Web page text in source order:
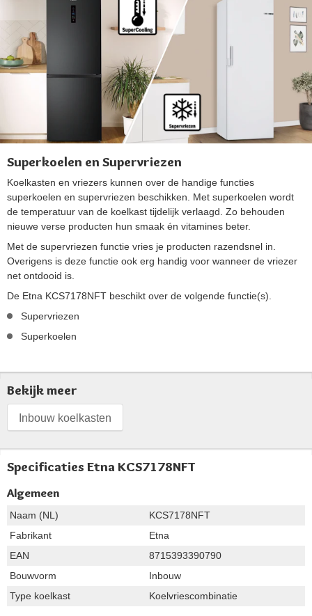
Superkoelen en Supervriezen
Koelkasten en vriezers kunnen over de handige functies
superkoelen en supervriezen beschikken. Met superkoelen wordt
de temperatuur van de koelkast tijdelijk verlaagd. Zo behouden
nieuwe verse producten hun smaak én vitamines beter.
Met de supervriezen functie vries je producten razendsnel in.
Overigens is deze functie ook erg handig voor wanneer de vriezer
net ontdooid is.
De Etna KCS7178NFT beschikt over de volgende functie(s).
Supervriezen
Superkoelen
Bekijk meer
Inbouw koelkasten
Specificaties Etna KCS7178NFT
Algemeen
Naam (NL)
KCS7178NFT
Fabrikant
Etna
EAN
8715393390790
Bouwvorm
Inbouw
Type koelkast
Koelvriescombinatie